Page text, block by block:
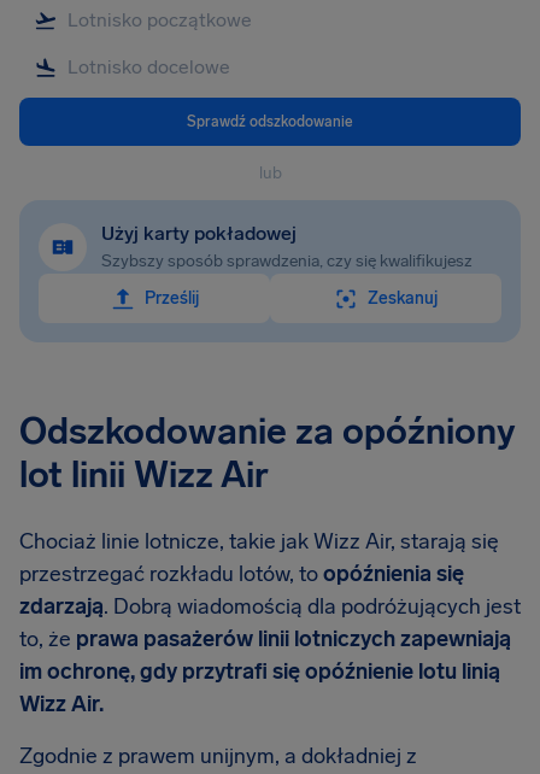
Sprawdź odszkodowanie
lub
Użyj karty pokładowej
Szybszy sposób sprawdzenia, czy się kwalifikujesz
Prześlij
Zeskanuj
Odszkodowanie za opóźniony
lot linii Wizz Air
Chociaż linie lotnicze, takie jak Wizz Air, starają się
przestrzegać rozkładu lotów, toopóźnienia się
zdarzają. Dobrą wiadomością dla podróżujących jest
to, że prawa pasażerów linii lotniczych zapewniają
im ochronę, gdy przytrafi się opóźnienie lotu linią
Wizz Air.
Zgodnie z prawem unijnym, a dokładniej z